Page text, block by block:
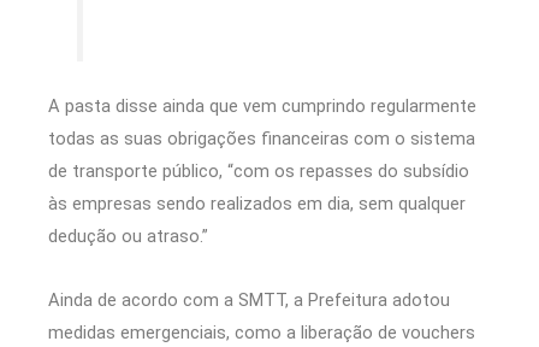
A pasta disse ainda que vem cumprindo regularmente
todas as suas obrigações financeiras com o sistema
de transporte público, “com os repasses do subsídio
às empresas sendo realizados em dia, sem qualquer
dedução ou atraso.”
Ainda de acordo com a SMTT, a Prefeitura adotou
medidas emergenciais, como a liberação de vouchers